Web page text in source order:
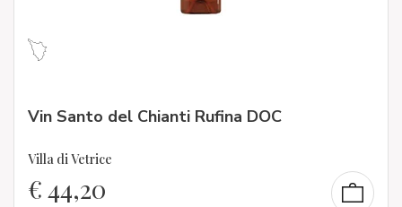
Vin Santo del Chianti Rufina DOC
Villa di Vetrice
€44,20